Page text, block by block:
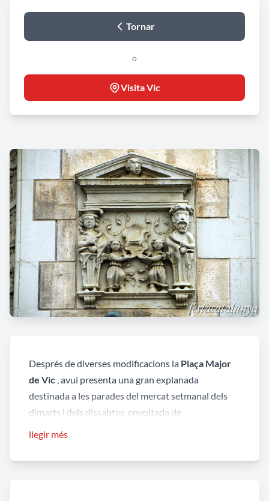
Tornar
o
Visita Vic
Després de diverses modificacions la Plaça Major
de Vic , avui presenta una gran explanada
destinada a les parades del mercat setmanal dels
dimarts i dels dissabtes, envoltada de
econòmica de la ciutat al llarg dels segles. Una
llegir més